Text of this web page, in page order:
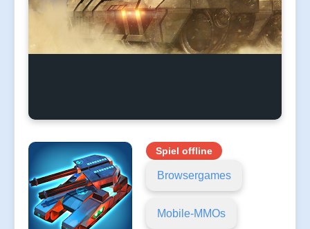
Spiel offline
Browsergames
Mobile-MMOs